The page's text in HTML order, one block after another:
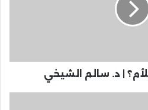
| د. سالم الشيخي